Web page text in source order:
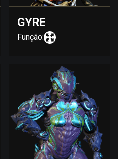
GYRE
Função: